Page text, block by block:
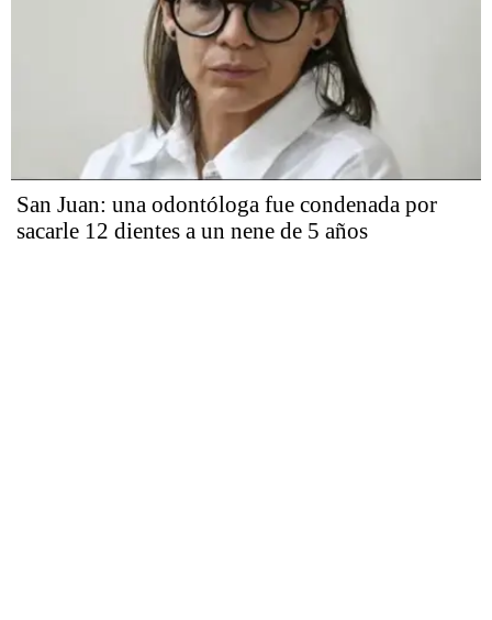
San Juan: una odontóloga fue condenada por
sacarle 12 dientes a un nene de 5 años